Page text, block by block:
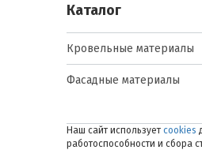
Каталог
Кровельные материалы
Фасадные материалы
Наш сайт использует cookies
работоспособности и сбора